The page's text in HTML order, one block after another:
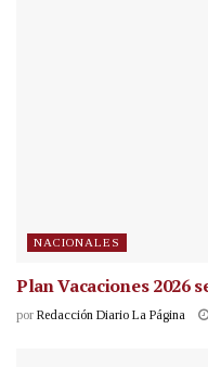
NACIONALES
Plan Vacaciones 2026
por Redacción Diario La Página